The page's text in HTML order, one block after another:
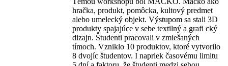
hračka, produkt, pomôcka, kultový predmet
alebo umelecký objekt. Výstupom sa stali 3D
produkty spajajúce v sebe textilný a grafi cký
dizajn. Študenti pracovali v zmiešaných
tímoch. Vzniklo 10 produktov, ktoré vytvorilo
8 dvojíc študentov. I napriek časovému limitu